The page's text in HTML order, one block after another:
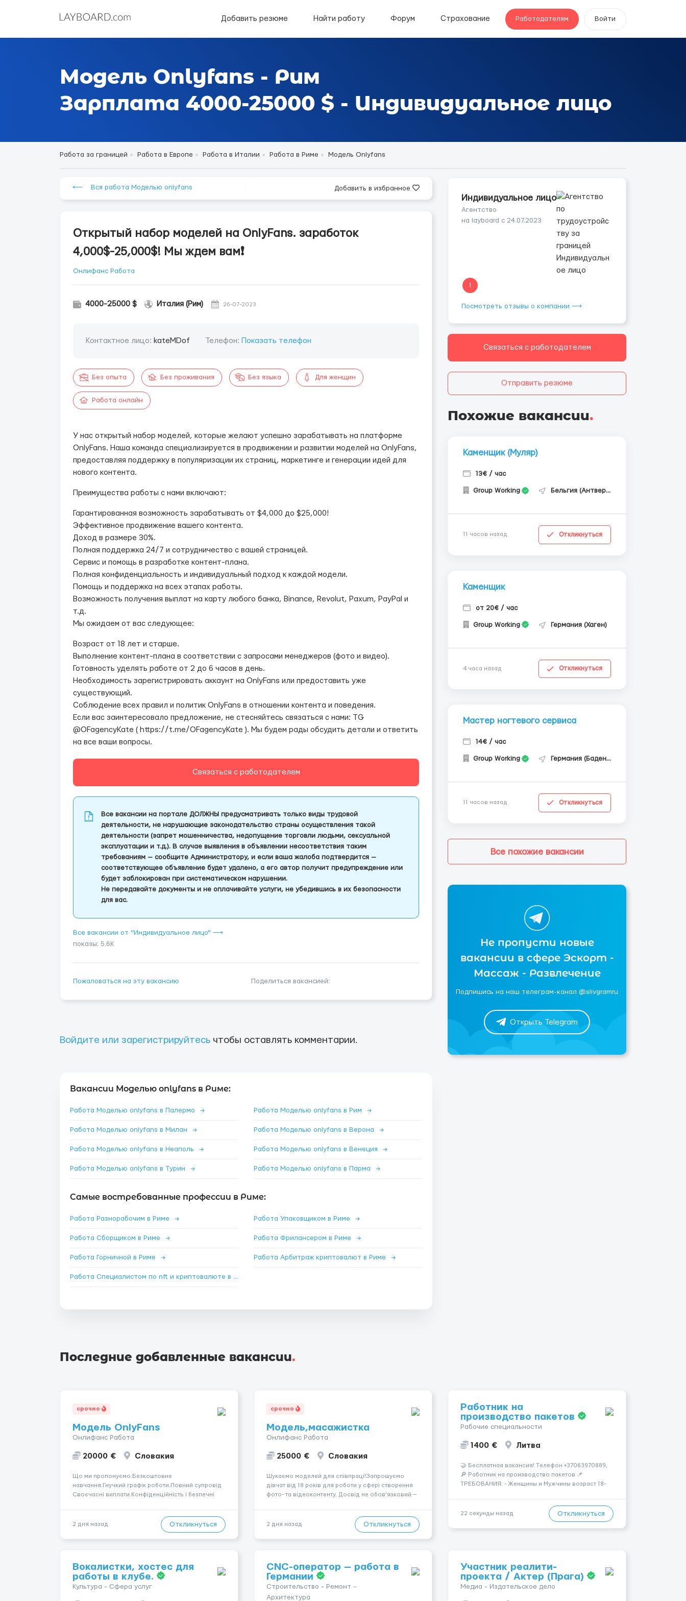
Добавить резюме Найти работу Форум Страхование Работодателям Войти
Модель Onlyfans - Рим
Зарплата 4000-25000 $ - Индивидуальное лицо
Работа за границей Работа в Европе Работа в Италии Работа в Риме Модель Onlyfans
⟵ Вся работа Моделью onlyfans Добавить в избранное
Открытый набор моделей на OnlyFans. заработок
4,000$-25,000$! Мы ждем вам❗️
Онлифанс Работа
4000-25000 $ Италия (Рим) 26-07-2023
Контактное лицо: kateMDof Телефон: Показать телефон
Без опыта Без проживания Без языка Для женщин
Работа онлайн
У нас открытый набор моделей, которые желают успешно зарабатывать на платформе
OnlyFans. Наша команда специализируется в продвижении и развитии моделей на OnlyFans,
предоставляя поддержку в популяризации их страниц, маркетинге и генерации идей для
нового контента.
Преимущества работы с нами включают:
Гарантированная возможность зарабатывать от $4,000 до $25,000!
Эффективное продвижение вашего контента.
Доход в размере 30%.
Полная поддержка 24/7 и сотрудничество с вашей страницей.
Сервис и помощь в разработке контент-плана.
Полная конфиденциальность и индивидуальный подход к каждой модели.
Помощь и поддержка на всех этапах работы.
Возможность получения выплат на карту любого банка, Binance, Revolut, Paxum, PayPal и
т.д.
Мы ожидаем от вас следующее:
Возраст от 18 лет и старше.
Выполнение контент-плана в соответствии с запросами менеджеров (фото и видео).
Готовность уделять работе от 2 до 6 часов в день.
Необходимость зарегистрировать аккаунт на OnlyFans или предоставить уже
существующий.
Соблюдение всех правил и политик OnlyFans в отношении контента и поведения.
Если вас заинтересовало предложение, не стесняйтесь связаться с нами: TG
@OFagencyKate ( https://t.me/OFagencyKate ). Мы будем рады обсудить детали и ответить
на все ваши вопросы.
Связаться с работодателем
Все вакансии на портале ДОЛЖНЫ предусматривать только виды трудовой
деятельности, не нарушающие законодательство страны осуществления такой
деятельности (запрет мошенничества, недопущение торговли людьми, сексуальной
эксплуатации и т.д.). В случае выявления в объявлении несоответствия таким
требованиям — сообщите Администратору, и если ваша жалоба подтвердится —
соответствующее объявление будет удалено, а его автор получит предупреждение или
будет заблокирован при систематическом нарушении.
Не передавайте документы и не оплачивайте услуги, не убедившись в их безопасности
для вас.
Все вакансии от "Индивидуальное лицо" ⟶
показы: 5.6K
Пожаловаться на эту вакансию Поделиться вакансией:
Войдите или зарегистрируйтесь чтобы оставлять комментарии.
Вакансии Моделью onlyfans в Риме:
Работа Моделью onlyfans в Палермо → Работа Моделью onlyfans в Рим →
Работа Моделью onlyfans в Милан → Работа Моделью onlyfans в Верона →
Работа Моделью onlyfans в Неаполь → Работа Моделью onlyfans в Венеция →
Работа Моделью onlyfans в Турин → Работа Моделью onlyfans в Парма →
Самые востребованные профессии в Риме:
Работа Разнорабочим в Риме → Работа Упаковщиком в Риме →
Работа Сборщиком в Риме → Работа Фрилансером в Риме →
Работа Горничной в Риме → Работа Арбитраж криптовалют в Риме →
Работа Специалистом по nft и криптовалюте в Риме
Индивидуальное лицо
Агентство
на layboard с 24.07.2023
1
Посмотреть отзывы о компании ⟶
Связаться с работодателем
Отправить резюме
Похожие вакансии.
Каменщик (Муляр)
13€ / час
Group Working Бельгия (Антверпен)
11 часов назад Откликнуться
Каменщик
от 20€ / час
Group Working Германия (Хаген)
4 часа назад Откликнуться
Мастер ногтевого сервиса
14€ / час
Group Working Германия (Баден-Вюртемберг)
11 часов назад Откликнуться
Все похожие вакансии
Не пропусти новые
вакансии в сфере Эскорт -
Массаж - Развлечение
Подпишись на наш телеграм-канал @slivgramru
Открыть Telegram
Последние добавленные вакансии.
срочно
Модель OnlyFans
Онлифанс Работа
20000 € Словакия
Що ми пропонуємо:Безкоштовне
навчання.Гнучкий графік роботи.Повний супровід
Своєчасні виплати.Конфіденційність і безпечні
розвиватися.Досвід не обов’язковий.Якщо вас
зацікавила вакансія — залишайте відгук, і ми
зв’яжемося ...
2 дня назад Откликнуться
срочно
Модель,масажистка
Онлифанс Работа
25000 € Словакия
Шукаємо моделей для співпраці!Запрошуємо
дівчат від 18 років для роботи у сфері створення
фото- та відеоконтенту. Досвід не обов’язковий —
конфіденційність і професійну підтримку.
Працюємо офіційно, поважаємо особ...
2 дня назад Откликнуться
Работник на
производство пакетов
Рабочие специальности
1400 € Литва
🤝 Бесплатная вакансия! Tелефон +37063970889,
🔎 Работник на производство пакетов 📌
ТРЕБОВАНИЯ: - Женщины и Мужчины возраст 18-
отдела и должности), смены по 11-12 часов 💳
22 секунды назад Откликнуться
Вокалистки, хостес для
работы в клубе.
Культура - Сфера услуг
CNC-оператор — работа в
Германии
Строительство - Ремонт -
Архитектура
Участник реалити-
проекта / Актер (Прага)
Медиа - Издательское дело